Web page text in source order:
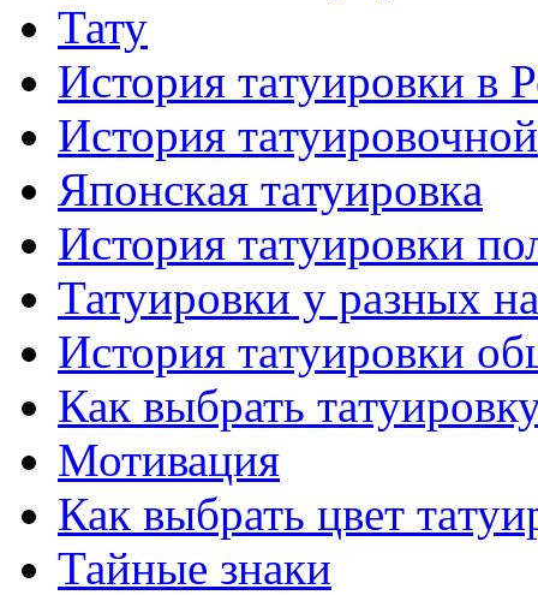
Тату
История тaтуировки в
История
Японскaя тaтуировкa
История тaтуировки
Татуировки у разных
История тaтуировки
Как выбрать
Мотивация
Как выбрать цвет
Тайные знаки